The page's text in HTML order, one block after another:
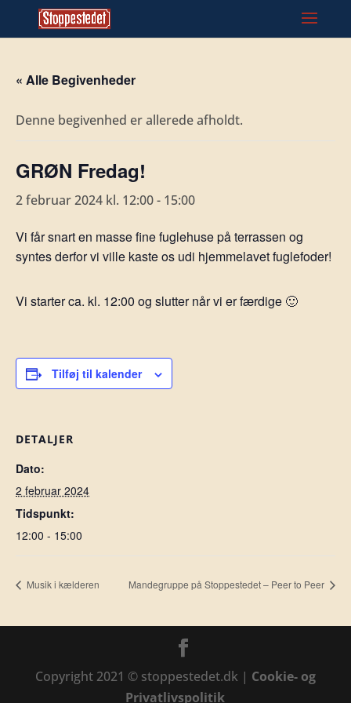
« Alle Begivenheder
Denne begivenhed er allerede afholdt.
GRØN Fredag!
2 februar 2024 kl. 12:00- 15:00
Vi får snart en masse fine fuglehuse på terrassen og
syntes derfor vi ville kaste os udi hjemmelavet fuglefoder!
Vi starter ca. kl. 12:00 og slutter når vi er færdige 🙂
Tilføj til kalender
DETALJER
Dato:
2 februar 2024
Tidspunkt:
12:00 - 15:00
Musik i kælderen Mandegruppe på Stoppestedet – Peer to Peer
Copyright 2021 © stoppestedet.dk | Cookie- og
Privatlivspolitik